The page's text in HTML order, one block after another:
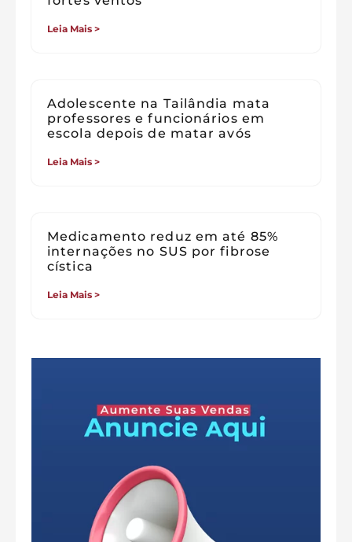
Leia Mais >
Adolescente na Tailândia mata
professores e funcionários em
escola depois de matar avós
Leia Mais >
Medicamento reduz em até 85%
internações no SUS por fibrose
cística
Leia Mais >